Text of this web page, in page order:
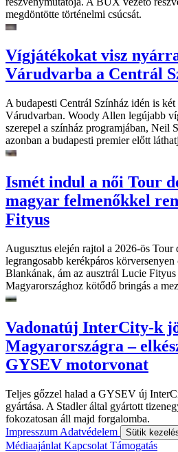
megdöntötte történelmi csúcsát.
Vígjátékokat visz
Várudvarba a Centrál
A budapesti Centrál Színház idén is
Várudvarban. Woody Allen legújabb
szerepel a színház programjában, Neil
azonban a budapesti premier előtt
Ismét indul a női Tour
magyar felmenőkkel
Fityus
Augusztus elején rajtol a 2026-ös Tour
legrangosabb kerékpáros
Blankának, ám az ausztrál Lucie
Magyarországhoz kötődő bringás a
Vadonatúj InterCity-k
Magyarországra –
GYSEV motorvonat
Teljes gőzzel halad a GYSEV új
gyártása. A Stadler által gyártott
fokozatosan áll majd forgalomba.
Impresszum Adatvédelem Sütik
Médiaajánlat Kapcsolat Támogatás